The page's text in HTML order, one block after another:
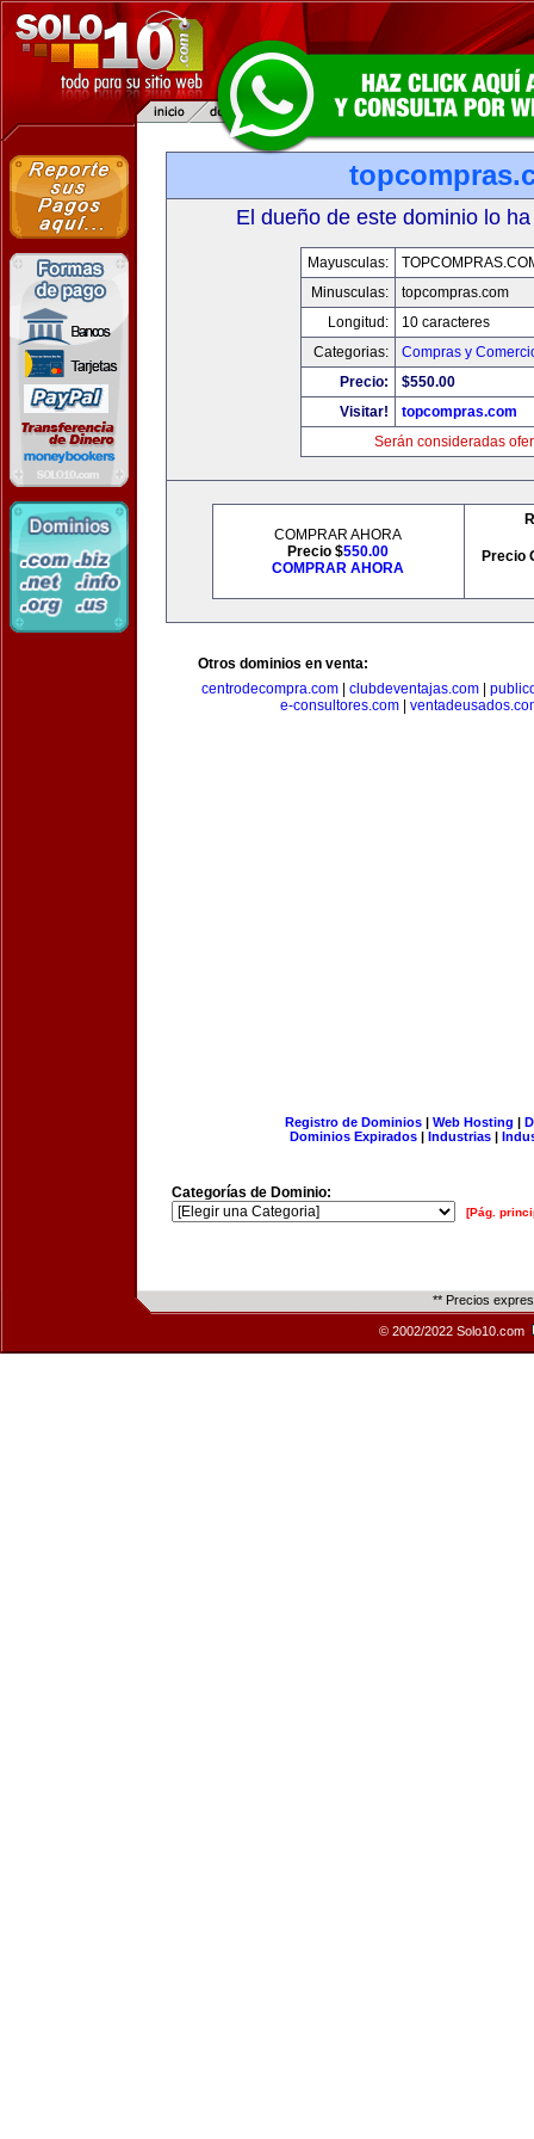
El dueño de este dominio lo
Mayusculas:
Minusculas:
topcompras.com
Longitud:
10 caracteres
Categorias:
Compras y
Precio:
$550.00
Visitar!
topcompras.com
Serán consideradas
COMPRAR AHORA
Precio $550.00
COMPRAR AHORA
Precio
Otros dominios en venta:
centrodecompra.com| clubdeventajas.com|
e-consultores.com|
Registro de Dominios| Web Hosting |
Dominios Expirados | Industrias |
Categorías de Dominio:
[Pág.
** Precios
© 2002/2022 Solo10.com